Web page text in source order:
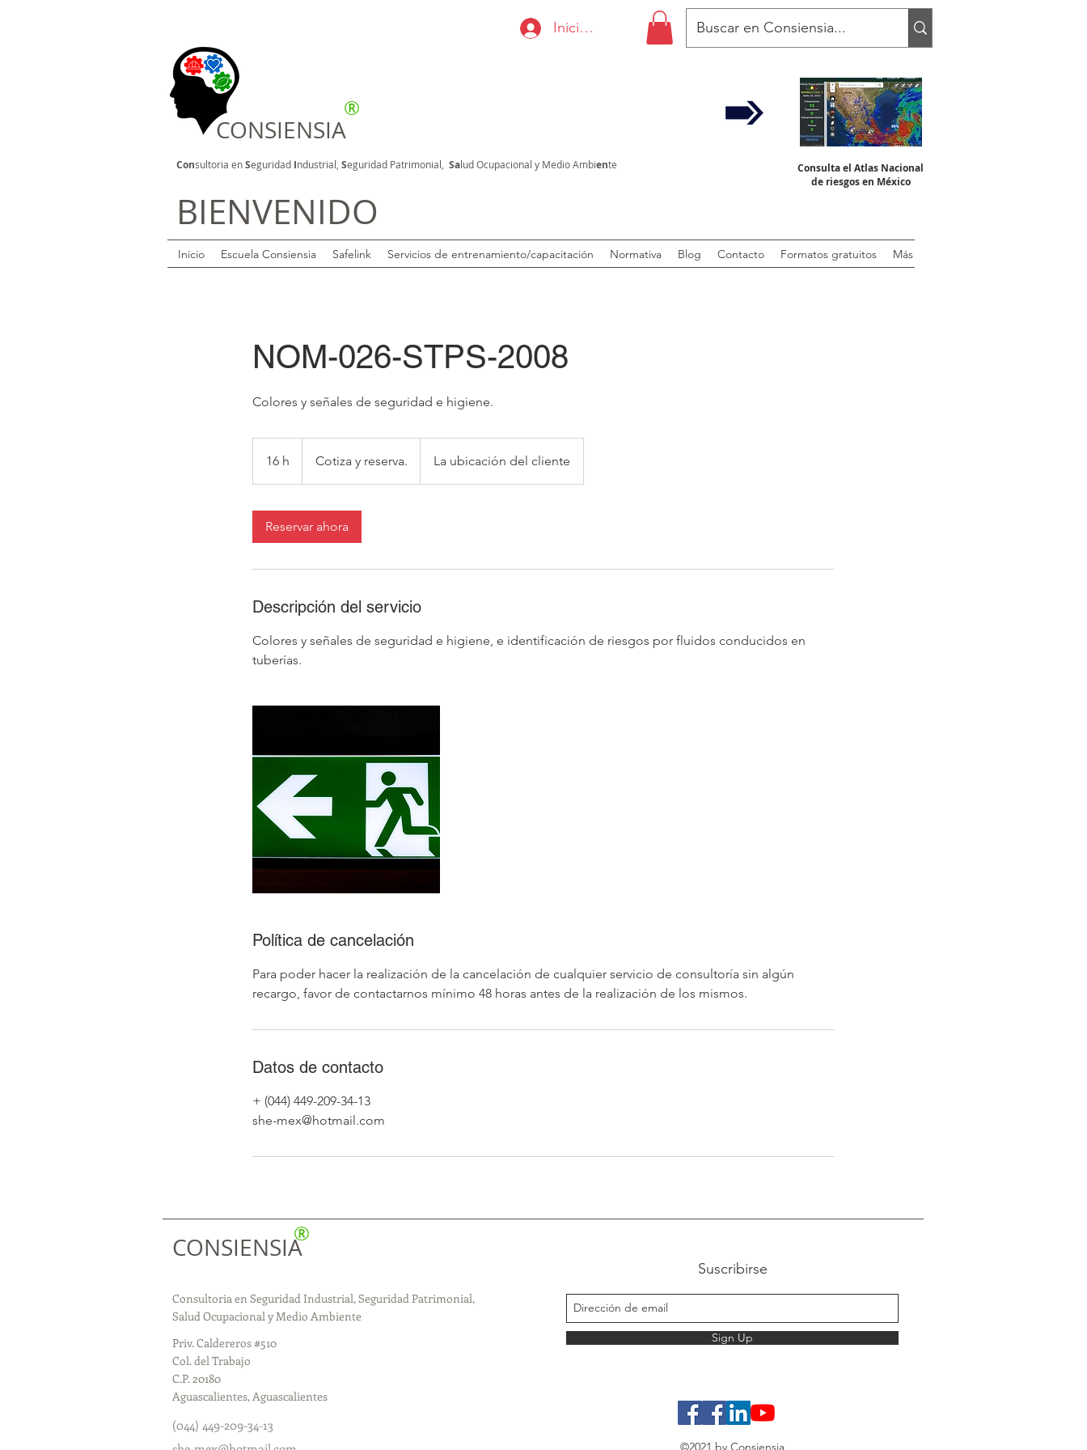
CONSIENSIA
®
Iniciar sesión
Consultoria enSeguridad Industrial, Seguridad Patrimonial, Salud Ocupacional y Medio Ambiente
Consulta el Atlas Nacional
de riesgos en México
BIENVENIDO
Inicio Escuela Consiensia Safelink Servicios de entrenamiento/capacitación Normativa Blog Contacto Formatos gratuitos Más
NOM-026-STPS-2008
Colores y señales de seguridad e higiene.
16 h
6
reserva.
Cotiza y reserva. La ubicación del cliente
Reservar ahora
Descripción del servicio
Colores y señales de seguridad e higiene, e identificación de riesgos por fluidos conducidos en
tuberías.
Política de cancelación
Para poder hacer la realización de la cancelación de cualquier servicio de consultoría sin algún
recargo, favor de contactarnos mínimo 48 horas antes de la realización de los mismos.
Datos de contacto
+ (044) 449-209-34-13
she-mex@hotmail.com
CONSIENSIA®
Consultoria en Seguridad Industrial, Seguridad Patrimonial,
Salud Ocupacional y Medio Ambiente
Priv. Caldereros #510
Col. del Trabajo
C.P. 20180
Aguascalientes, Aguascalientes
(044) 449-209-34-13
©2021 by Consiensia
Suscribirse
Sign Up